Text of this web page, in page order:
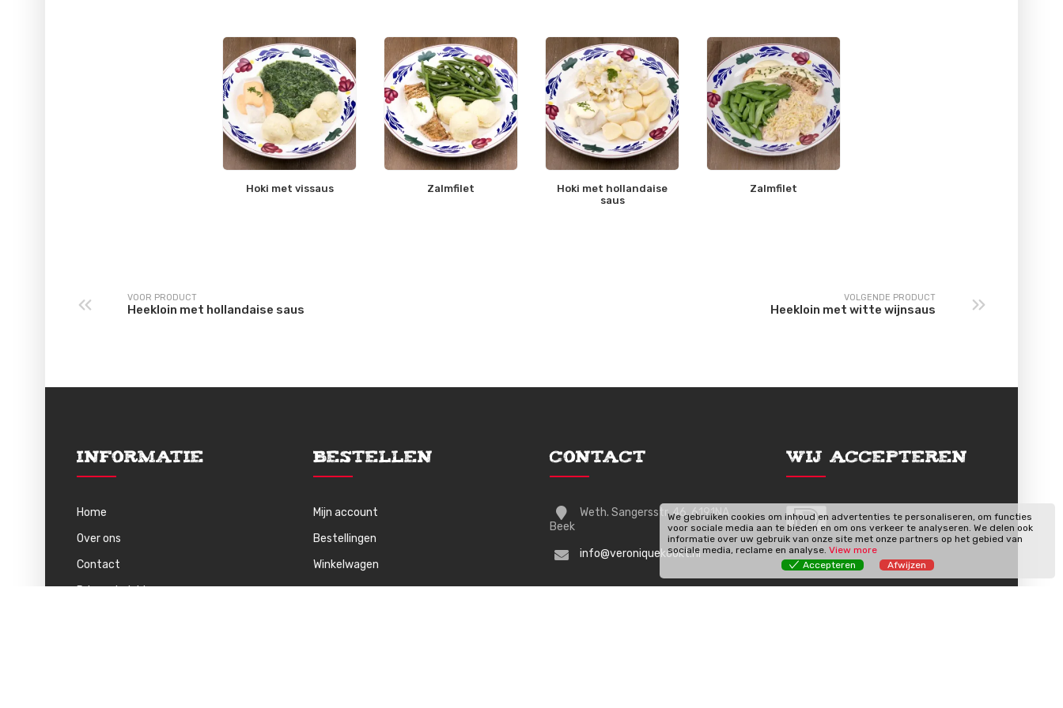
Hoki met vissaus Zalmfilet
Hoki met hollandaise
saus
Zalmfilet
VOOR PRODUCT
Heekloin met hollandaise saus
VOLGENDE PRODUCT
Heekloin met witte wijnsaus
Informatie
Home
Over ons
Contact
Privacybeleid
Bestellen
Mijn account
Bestellingen
Winkelwagen
Contact
Weth. Sangersstr. 46, 6191NA
Beek
info@veroniquekookt.nl
Wij Accepteren
We gebruiken cookies om inhoud en advertenties te personaliseren, om functies
voor sociale media aan te bieden en om ons verkeer te analyseren. We delen ook
informatie over uw gebruik van onze site met onze partners op het gebied van
sociale media, reclame en analyse. View more
Accepteren
Afwijzen